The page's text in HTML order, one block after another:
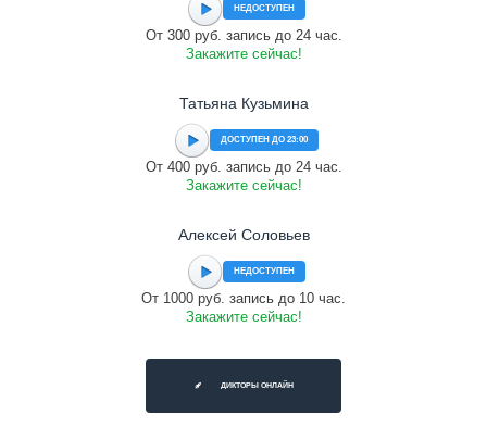
НЕДОСТУПЕН
От 300 руб. запись до 24 час.
Закажите сейчас!
Татьяна Кузьмина
ДОСТУПЕН ДО 23:00
От 400 руб. запись до 24 час.
Закажите сейчас!
Алексей Соловьев
НЕДОСТУПЕН
От 1000 руб. запись до 10 час.
Закажите сейчас!
ДИКТОРЫ ОНЛАЙН